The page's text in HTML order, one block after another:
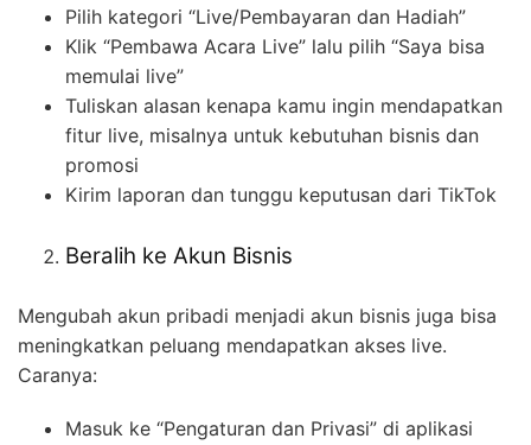
Pilih kategori “Live/Pembayaran dan Hadiah”
Klik “Pembawa Acara Live” lalu pilih “Saya bisa
memulai live”
Tuliskan alasan kenapa kamu ingin mendapatkan
fitur live, misalnya untuk kebutuhan bisnis dan
promosi
Kirim laporan dan tunggu keputusan dari TikTok
Beralih ke Akun Bisnis
Mengubah akun pribadi menjadi akun bisnis juga bisa
meningkatkan peluang mendapatkan akses live.
Caranya:
Masuk ke “Pengaturan dan Privasi” di aplikasi